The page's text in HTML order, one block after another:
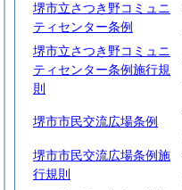
堺市立さつき野コミュニ
ティセンター条例
堺市立さつき野コミュニ
ティセンター条例施行規
則
堺市市民交流広場条例
堺市市民交流広場条例施
行規則